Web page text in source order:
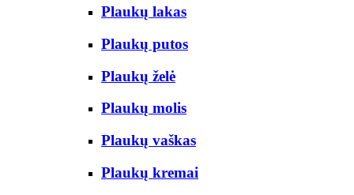
Plaukų lakas
Plaukų putos
Plaukų želė
Plaukų molis
Plaukų vaškas
Plaukų kremai